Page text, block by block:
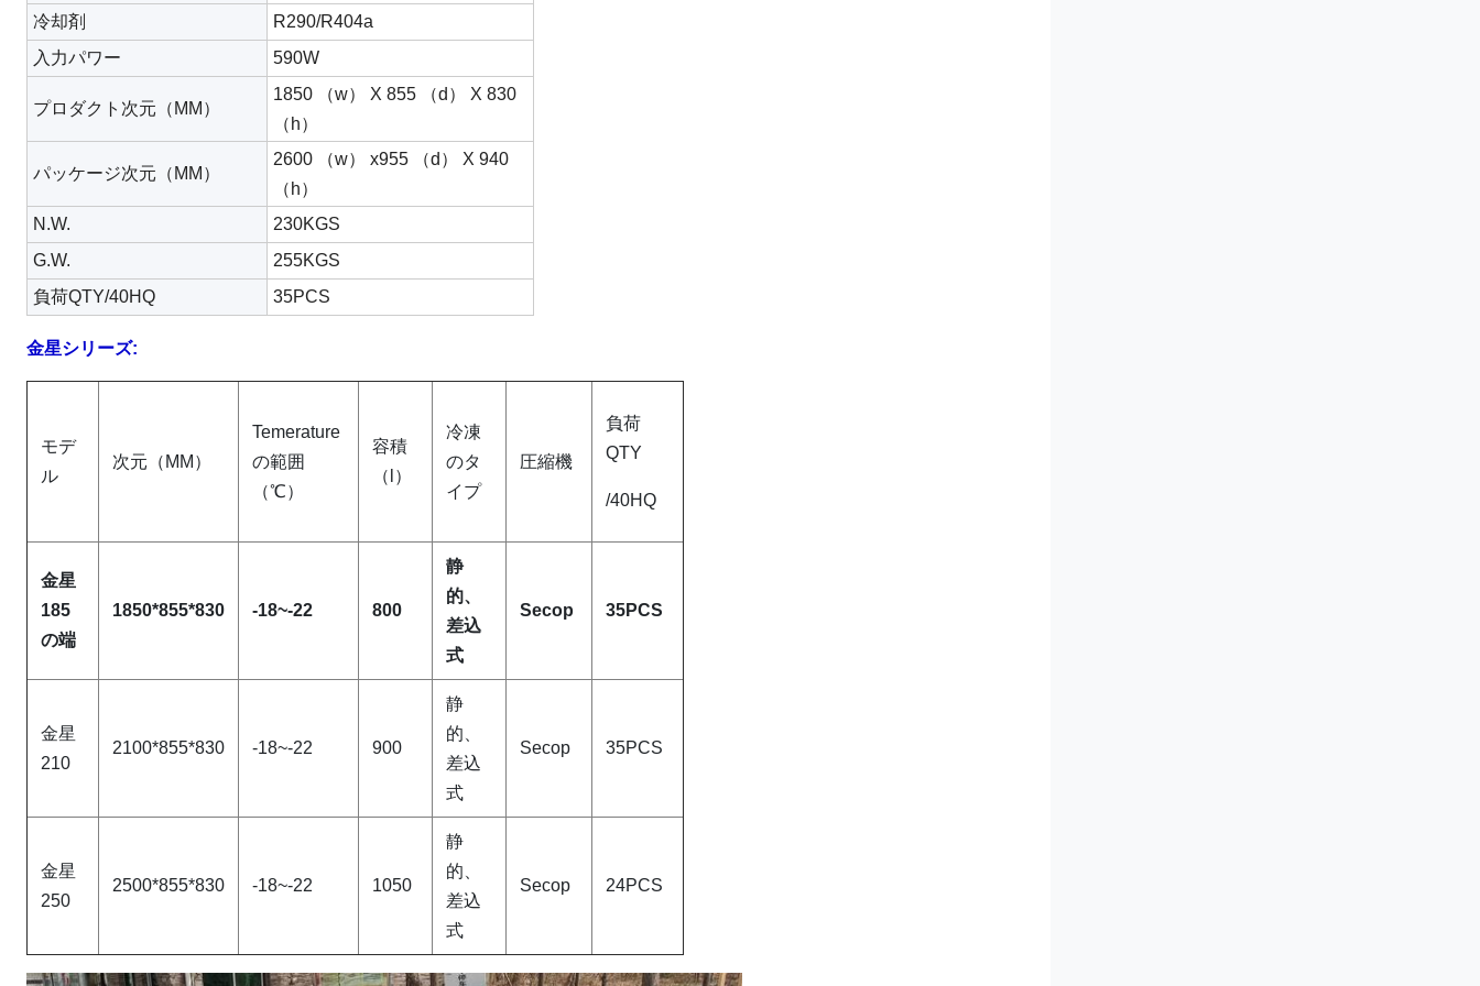
冷却剤
R290/R404a
入力パワー
590W
プロダクト次元（MM）
1850 （w） X 855 （d） X 830
（h）
パッケージ次元（MM）
2600 （w） x955 （d） X 940
（h）
N.W.
230KGS
G.W.
255KGS
負荷QTY/40HQ
35PCS
金星シリーズ:
モデ
ル
次元（MM）
Temerature
の範囲
（℃）
容積
（l）
冷凍
のタ
イプ
圧縮機
負荷
QTY
/40HQ
金星
185
の端
1850*855*830 -18~-22 800
静
的、
差込
式
Secop 35PCS
金星
210
2100*855*830 -18~-22 900
静
的、
差込
式
Secop 35PCS
金星
250
2500*855*830 -18~-22 1050
静
的、
差込
式
Secop 24PCS